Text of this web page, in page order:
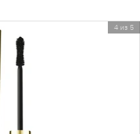
4 из 5